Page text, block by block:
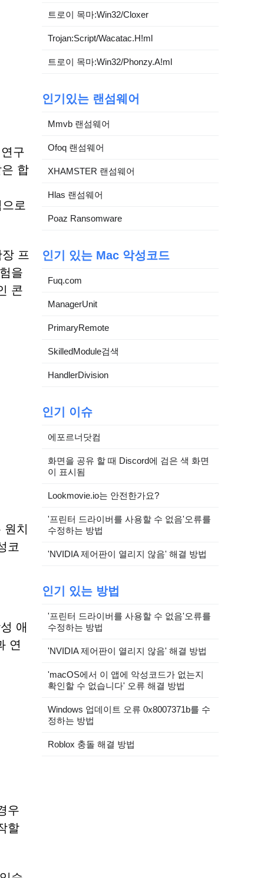
구
합
로
프
을
콘
치
코
애
연
우
할
트로이 목마:Win32/Cloxer
Trojan:Script/Wacatac.H!ml
트로이 목마:Win32/Phonzy.A!ml
인기있는 랜섬웨어
Mmvb 랜섬웨어
Ofoq 랜섬웨어
XHAMSTER 랜섬웨어
Hlas 랜섬웨어
Poaz Ransomware
인기 있는 Mac 악성코드
Fuq.com
ManagerUnit
PrimaryRemote
SkilledModule검색
HandlerDivision
인기 이슈
에포르너닷컴
화면을 공유 할 때 Discord에 검은 색 화면
이 표시됨
Lookmovie.io는 안전한가요?
'프린터 드라이버를 사용할 수 없음'오류를
수정하는 방법
'NVIDIA 제어판이 열리지 않음' 해결 방법
인기 있는 방법
'프린터 드라이버를 사용할 수 없음'오류를
수정하는 방법
'NVIDIA 제어판이 열리지 않음' 해결 방법
'macOS에서 이 앱에 악성코드가 없는지
확인할 수 없습니다' 오류 해결 방법
Windows 업데이트 오류 0x8007371b를 수
정하는 방법
Roblox 충돌 해결 방법